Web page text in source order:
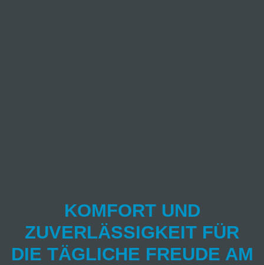
KOMFORT UND
ZUVERLÄSSIGKEIT FÜR
DIE TÄGLICHE FREUDE AM